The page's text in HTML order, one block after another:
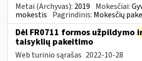
Metai (Archyvas): 2019 Mokesčiai:
mokestis Pagrindinis: Mokesčių
Dėl FR0711 formos užpildymo
taisyklių pakeitimo
Web turinio sąrašas 2022-10-28